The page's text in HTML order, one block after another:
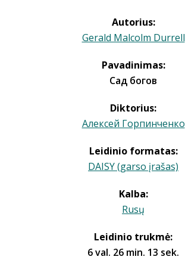
Autorius:
Gerald Malcolm Durrell
Pavadinimas:
Сад богов
Diktorius:
Алексей Горпинченко
Leidinio formatas:
DAISY (garso įrašas)
Kalba:
Rusų
Leidinio trukmė:
6 val. 26 min. 13 sek.